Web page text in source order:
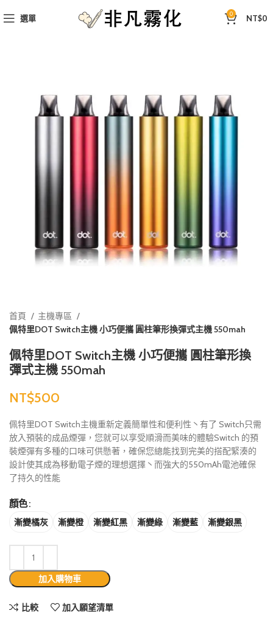
選單 0 NT$0
首頁
主機專區
佩特里DOT Switch主機 小巧便攜 圓柱筆形換彈式主機 550mah
佩特里DOT Switch主機 小巧便攜 圓柱筆形換
彈式主機 550mah
NT$
佩特里DOT Switch主機重新定義簡單性和便利性丶有了 Switch只需
放入預裝的成品煙彈，您就可以享受順滑而美味的體驗Switch 的預
裝煙彈有多種的口味可供懸著，確保您總能找到完美的搭配緊湊的
設計使其成為移動電子煙的理想選擇丶而強大的550mAh電池確保
了持久的性能
顏色
漸變橘灰 漸變橙 漸變紅黑 漸變綠 漸變藍 漸變銀黑
加入購物車
比較 加入願望清單